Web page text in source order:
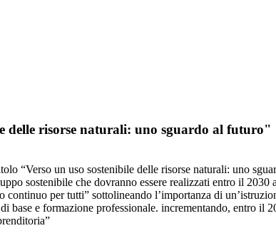
delle risorse naturali: uno sguardo al futuro"
“Verso un uso sostenibile delle risorse naturali: uno
sostenibile che dovranno essere realizzati entro il
per tutti” sottolineando l’importanza di
base e formazione professionale. incrementando, entro